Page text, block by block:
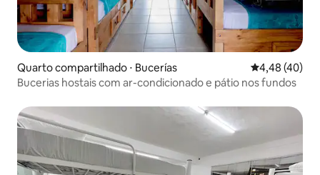
Quarto compartilhado ⋅ Bucerías 4,48 de uma
4,48 (40)
Bucerias hostais com ar-condicionado e pátio nos fundos